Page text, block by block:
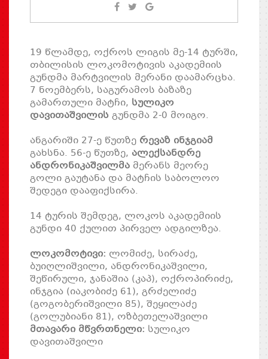
19 წლამდე, ოქროს ლიგის მე-14 ტურში,
თბილისის ლოკომოტივის აკადემიის
გუნდმა მარტვილის მერანი დაამარცხა.
7 ნოემბერს, საგურამოს ბაზაზე
გამართული მატჩი, სულიკო
დავითაშვილის გუნდმა 2-0 მოიგო.
ანგარიში 27-ე წუთზე რევაზ ინჯგიამ
გახსნა. 56-ე წუთზე, ალექსანდრე
ანდრონიკაშვილმა მერანს მეორე
გოლი გაუტანა და მატჩის საბოლოო
შედეგი დააფიქსირა.
14 ტურის შემდეგ, ლოკოს აკადემიის
გუნდი 40 ქულით პირველ ადგილზეა.
ლოკომოტივი: ლომიძე, სირაძე,
ბუიღლიშვილი, ანდრონიკაშვილი,
შეწირული, ჯანაშია (კაპ), ოქროპირიძე,
ინჯგია (იაკობიძე 61), გრძელიძე
(გოგობერიშვილი 85), შეყილაძე
(გოლუბიანი 81), ოზბეთელაშვილი
მთავარი მწვრთნელი: სულიკო
დავითაშვილი